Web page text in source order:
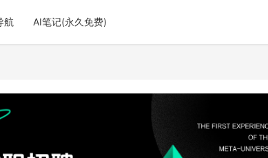
航 AI笔记(永久免费)